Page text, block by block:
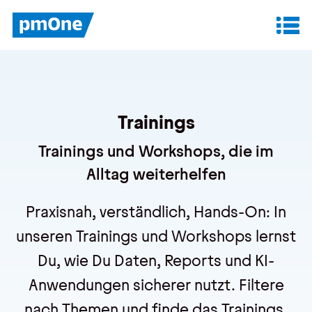
Trainings
Trainings und Workshops, die im
Alltag weiterhelfen
Praxisnah, verständlich, Hands-On: In
unseren Trainings und Workshops lernst
Du, wie Du Daten, Reports und KI-
Anwendungen sicherer nutzt. Filtere
Datenanalyse & Reporting
Finanzplanung & Controlling
IT-Betrieb & Support
Insights
Anwenderberichte
Whitepaper
Blog